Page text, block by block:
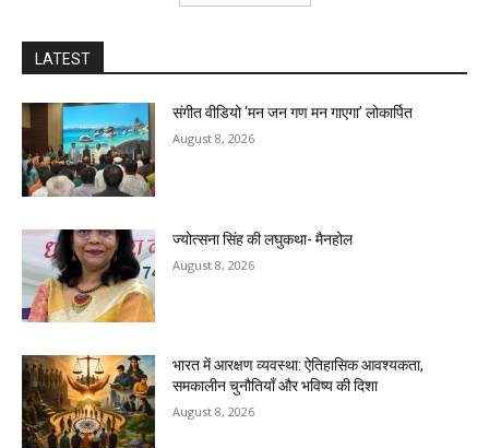
LATEST
संगीत वीडियो ‘मन जन गण मन गाएगा’ लोकार्पित
August 8, 2026
ज्योत्सना सिंह की लघुकथा- मैनहोल
August 8, 2026
भारत में आरक्षण व्यवस्था: ऐतिहासिक आवश्यकता,
समकालीन चुनौतियाँ और भविष्य की दिशा
August 8, 2026